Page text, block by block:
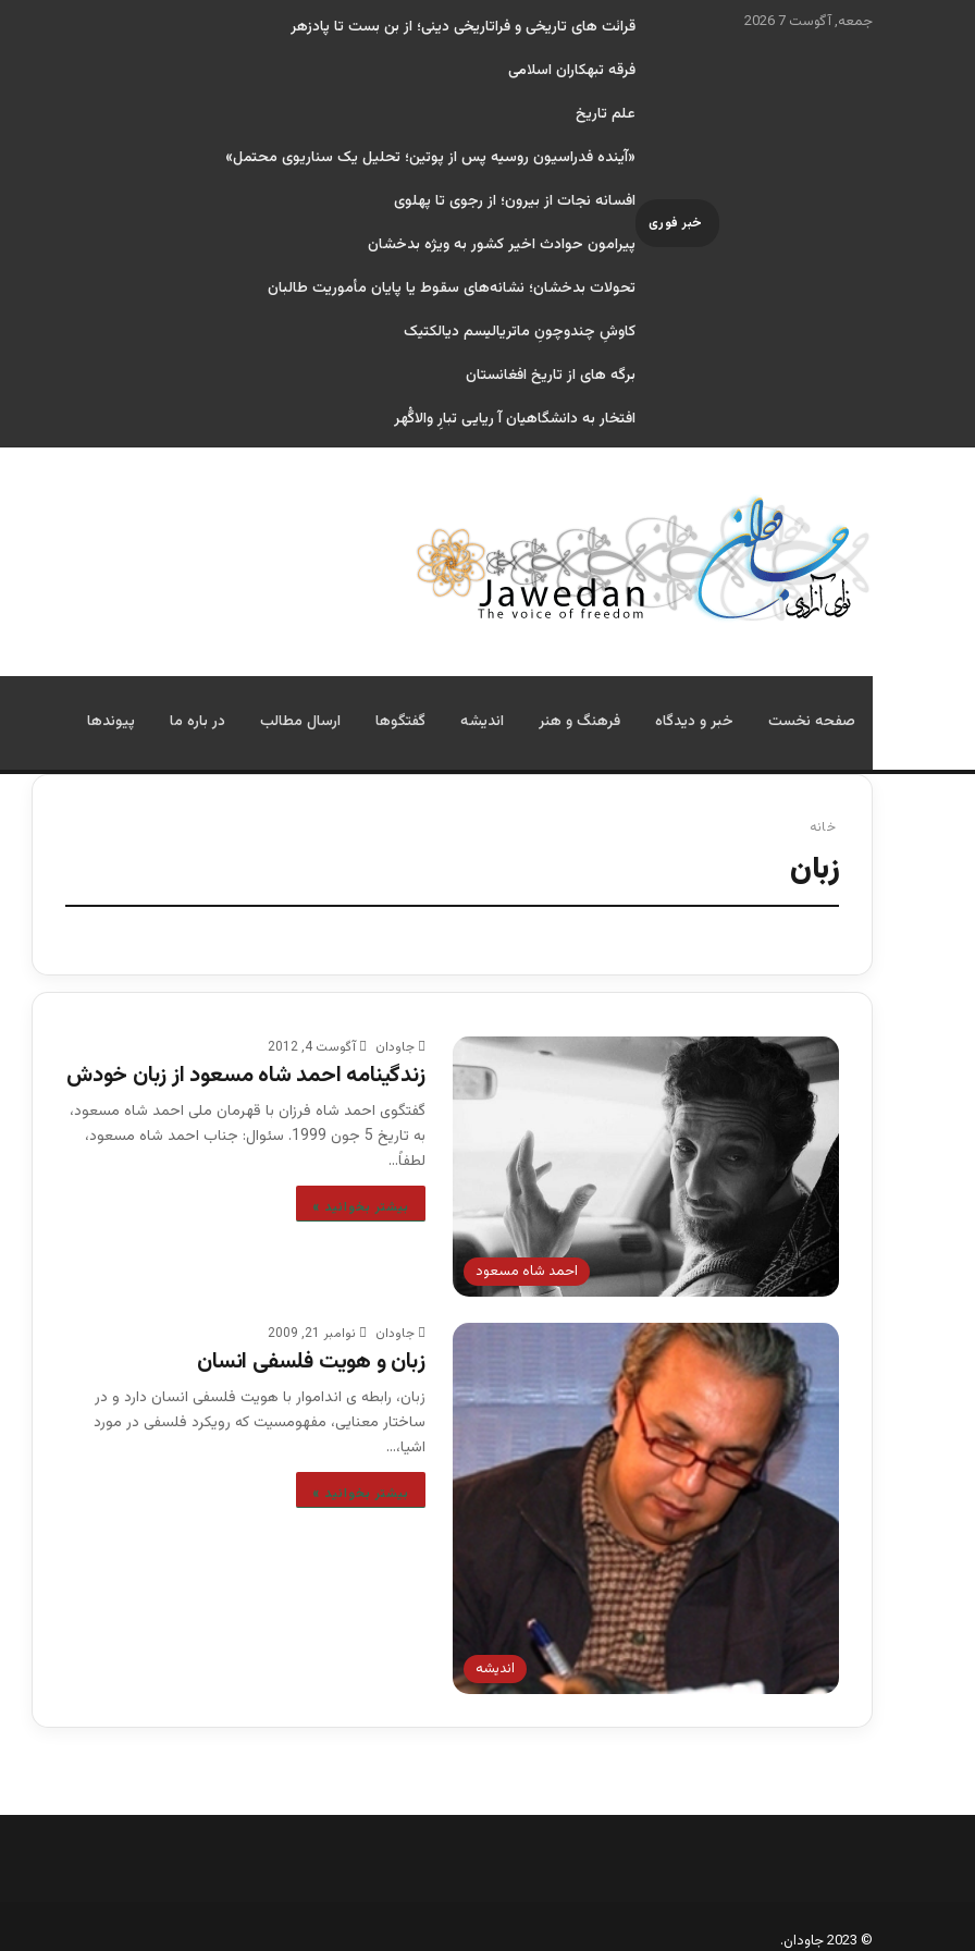
جمعه, آگوست 7 2026
خبر فوری
قرائت های تاریخی و فراتاریخی دینی؛ از بن بست تا پادزهر
فرقه تبهکاران اسلامی
علم تاریخ
«آینده فدراسیون روسیه پس از پوتین؛ تحلیل یک سناریوی محتمل»
افسانه نجات از بیرون؛ از رجوی تا پهلوی
پیرامون حوادث اخیر کشور به ویژه بدخشان
تحولات بدخشان؛ نشانه‌های سقوط یا پایان مأموریت طالبان
کاوشِ چندو‌چونِ ماتریالیسم دیالکتیک
برگه های از تاریخ افغانستان
افتخار به دانشگاهیان آ ریایی تبارِ والاگُهر
صفحه نخست خبر و دیدگاه فرهنگ و هنر اندیشه گفتگوها ارسال مطالب در باره ما پیوندها
خانه
زبان
احمد شاه مسعود
جاودان آگوست 4, 2012
زندگینامه احمد شاه مسعود از زبان خودش
گفتگوی احمد شاه فرزان با قهرمان ملی احمد شاه مسعود،
به تاريخ 5 جون 1999. سئوال: جناب احمد شاه مسعود،
لطفاً…
بیشتر بخوانید »
اندیشه
جاودان نوامبر 21, 2009
زبان و هویت فلسفی انسان
زبان، رابطه ی انداموار با هویت فلسفی انسان دارد و در
ساختار معنایی، مفهومسیت که رویکرد فلسفی در مورد
اشیا،…
بیشتر بخوانید »
© 2023 جاودان.